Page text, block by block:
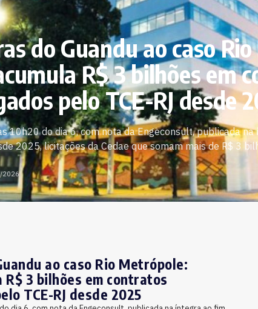
do Guandu ao caso
R$ 3 bilhões em
pelo TCE-RJ desde
10h20 do dia 6, com nota da Engeconsult, publicada
2025, licitações da Cedae que somam mais de R$ 3
2026
ao caso Rio Metrópole:
R$ 3 bilhões em contratos
TCE-RJ desde 2025